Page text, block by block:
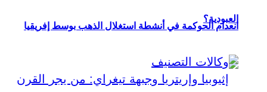
العبودية؟
انعدام الحوكمة في أنشطة استغلال الذهب بوسط إفريقيا